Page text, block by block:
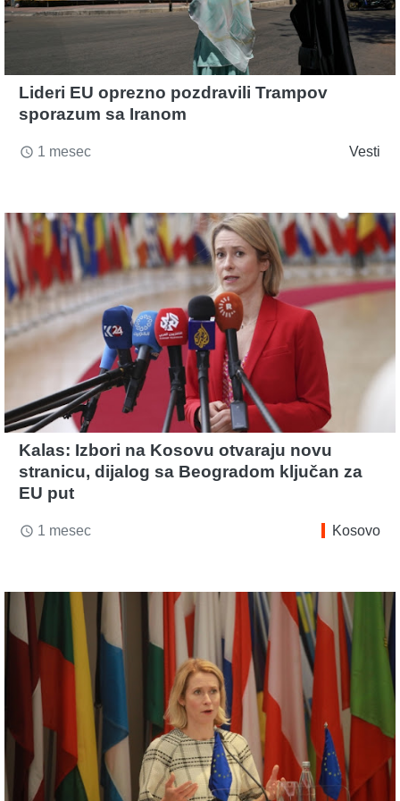
Lideri EU oprezno pozdravili Trampov
sporazum sa Iranom
access_time 1 mesec Vesti
Kalas: Izbori na Kosovu otvaraju novu
stranicu, dijalog sa Beogradom ključan za
EU put
access_time 1 mesec Kosovo